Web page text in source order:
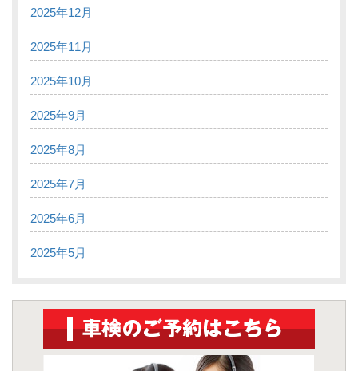
2025年12月
2025年11月
2025年10月
2025年9月
2025年8月
2025年7月
2025年6月
2025年5月